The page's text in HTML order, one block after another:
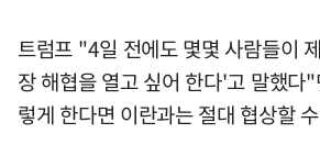
트럼프 "4일 전에도 몇몇 사람들이
장 해협을 열고 싶어 한다'고 말했다
렇게 한다면 이란과는 절대 협상할